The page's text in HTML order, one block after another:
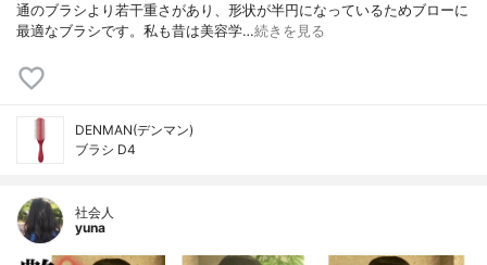
通のブラシより若干重さがあり、形状が半円になっているためブローに
最適なブラシです。私も昔は美容学…続きを見る
DENMAN(デンマン)
ブラシ D4
社会人
yuna